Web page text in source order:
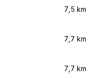
7,5 km
7,7 km
7,7 km